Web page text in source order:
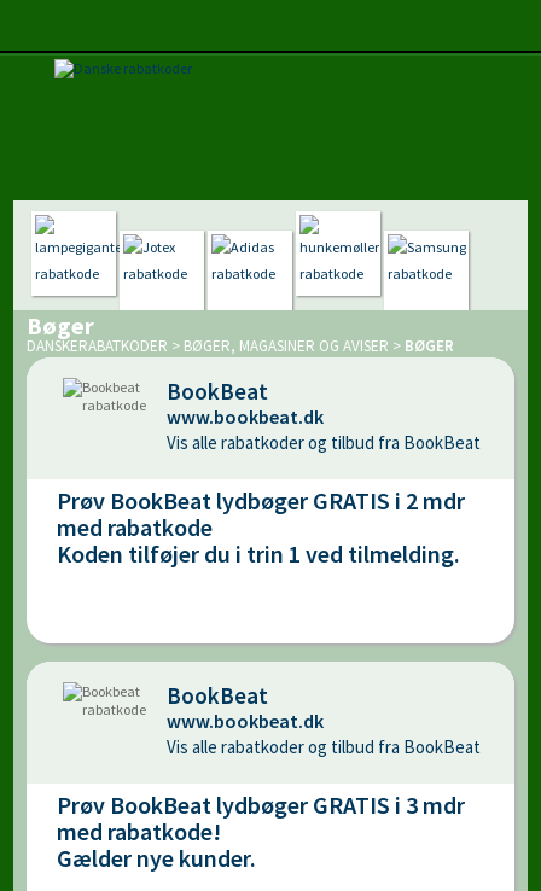
Bøger
DANSKERABATKODER > BØGER, MAGASINER OG AVISER > BØGER
BookBeat
www.bookbeat.dk
Vis alle rabatkoder og tilbud fra BookBeat
Prøv BookBeat lydbøger GRATIS i 2 mdr
med rabatkode
Koden tilføjer du i trin 1 ved tilmelding.
BookBeat
www.bookbeat.dk
Vis alle rabatkoder og tilbud fra BookBeat
Prøv BookBeat lydbøger GRATIS i 3 mdr
med rabatkode!
Gælder nye kunder.